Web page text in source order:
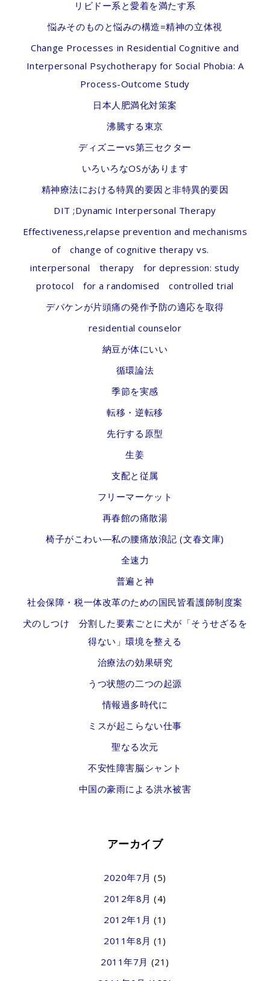
リビドー系と愛着を満たす系
悩みそのものと悩みの構造=精神の立体視
Change Processes in Residential Cognitive and
Interpersonal Psychotherapy for Social Phobia: A
Process-Outcome Study
日本人肥満化対策案
沸騰する東京
ディズニーvs第三セクター
いろいろなOSがあります
精神療法における特異的要因と非特異的要因
DIT ;Dynamic Interpersonal Therapy
Effectiveness,relapse prevention and mechanisms
of change of cognitive therapy vs.
interpersonal therapy for depression: study
protocol for a randomised controlled trial
デパケンが片頭痛の発作予防の適応を取得
residential counselor
納豆が体にいい
循環論法
季節を実感
転移・逆転移
先行する原型
生姜
支配と従属
フリーマーケット
再春館の痛散湯
椅子がこわい―私の腰痛放浪記 (文春文庫)
全速力
普遍と神
社会保障・税一体改革のための国民皆看護師制度案
犬のしつけ 分割した要素ごとに犬が「そうせざるを
得ない」環境を整える
治療法の効果研究
うつ状態の二つの起源
情報過多時代に
ミスが起こらない仕事
聖なる次元
不安性障害脳シャント
中国の豪雨による洪水被害
アーカイブ
2020年7月 (5)
2012年8月 (4)
2012年1月 (1)
2011年8月 (1)
2011年7月 (21)